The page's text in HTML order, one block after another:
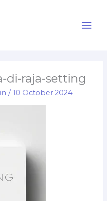
di-raja-setting
/10 October 2024